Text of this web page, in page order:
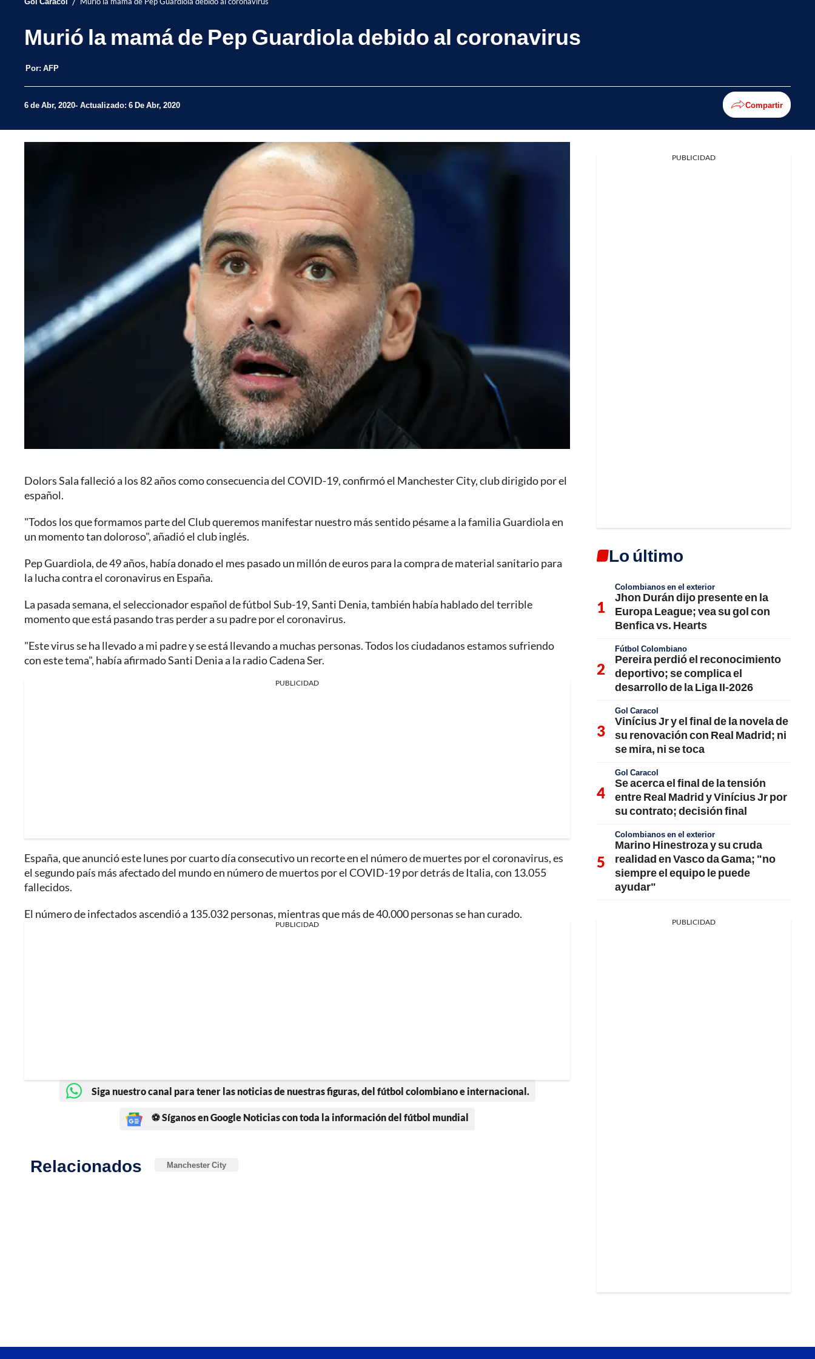
Murió la mamá de Pep Guardiola debido al coronavirus
Por: AFP
6 de Abr, 2020 Actualizado: 6 De Abr, 2020 Compartir
Dolors Sala falleció a los 82 años como consecuencia del COVID-19, confirmó el Manchester City, club dirigido por el
español.
"Todos los que formamos parte del Club queremos manifestar nuestro más sentido pésame a la familia Guardiola en
un momento tan doloroso", añadió el club inglés.
Pep Guardiola, de 49 años, había donado el mes pasado un millón de euros para la compra de material sanitario para
la lucha contra el coronavirus en España.
La pasada semana, el seleccionador español de fútbol Sub-19, Santi Denia, también había hablado del terrible
momento que está pasando tras perder a su padre por el coronavirus.
"Este virus se ha llevado a mi padre y se está llevando a muchas personas. Todos los ciudadanos estamos sufriendo
con este tema", había afirmado Santi Denia a la radio Cadena Ser.
PUBLICIDAD
España, que anunció este lunes por cuarto día consecutivo un recorte en el número de muertes por el coronavirus, es
el segundo país más afectado del mundo en número de muertos por el COVID-19 por detrás de Italia, con 13.055
fallecidos.
El número de infectados ascendió a 135.032 personas, mientras que más de 40.000 personas se han curado.
PUBLICIDAD
Siga nuestro canal para tener las noticias de nuestras figuras, del fútbol colombiano e internacional.
⚽ Síganos en Google Noticias con toda la información del fútbol mundial
Relacionados Manchester City
PUBLICIDAD
Lo último
Colombianos en el exterior
Jhon Durán dijo presente en la
Europa League; vea su gol con
Benfica vs. Hearts
Fútbol Colombiano
Pereira perdió el reconocimiento
deportivo; se complica el
desarrollo de la Liga II-2026
Gol Caracol
Vinícius Jr y el final de la novela de
su renovación con Real Madrid; ni
se mira, ni se toca
Gol Caracol
Se acerca el final de la tensión
entre Real Madrid y Vinícius Jr por
su contrato; decisión final
Colombianos en el exterior
Marino Hinestroza y su cruda
realidad en Vasco da Gama; "no
siempre el equipo le puede
ayudar"
PUBLICIDAD